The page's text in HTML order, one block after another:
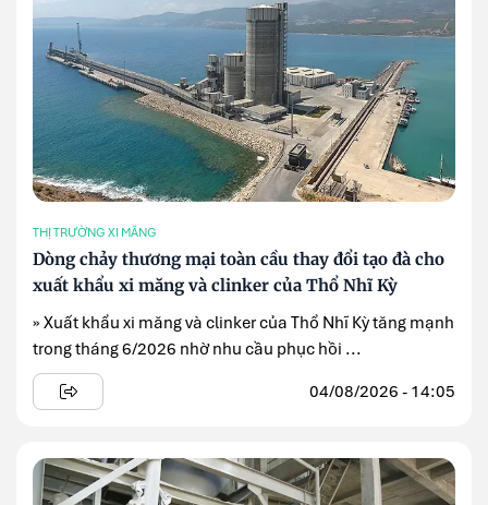
THỊ TRƯỜNG XI MĂNG
Dòng chảy thương mại toàn cầu thay đổi tạo đà cho
xuất khẩu xi măng và clinker của Thổ Nhĩ Kỳ
» Xuất khẩu xi măng và clinker của Thổ Nhĩ Kỳ tăng mạnh
trong tháng 6/2026 nhờ nhu cầu phục hồi ...
04/08/2026 - 14:05